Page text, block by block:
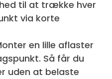
til at trække hver
via korte
en lille aflaster
Så får du
uden at belaste